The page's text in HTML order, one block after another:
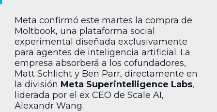
Meta confirmó este martes la compra de
Moltbook, una plataforma social
experimental diseñada exclusivamente
para agentes de inteligencia artificial. La
empresa absorberá a los cofundadores,
Matt Schlicht y Ben Parr, directamente en
la división Meta Superintelligence Labs,
liderada por el ex CEO de Scale AI,
Alexandr Wang.